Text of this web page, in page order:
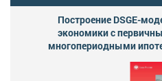
Построение DSGE-
экономики с
многопериодными